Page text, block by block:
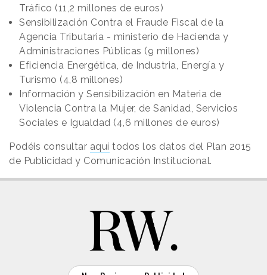
Tráfico (11,2 millones de euros)
Sensibilización Contra el Fraude Fiscal de la
Agencia Tributaria - ministerio de Hacienda y
Administraciones Públicas (9 millones)
Eficiencia Energética, de Industria, Energía y
Turismo (4,8 millones)
Información y Sensibilización en Materia de
Violencia Contra la Mujer, de Sanidad, Servicios
Sociales e Igualdad (4,6 millones de euros)
Podéis consultar aquí todos los datos del Plan 2015
de Publicidad y Comunicación Institucional.